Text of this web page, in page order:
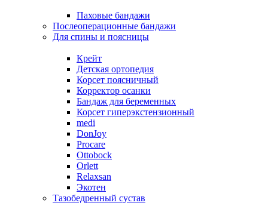
Паховые бандажи
Послеоперационные бандажи
Для спины и поясницы
Крейт
Детская ортопедия
Корсет поясничный
Корректор осанки
Бандаж для беременных
Корсет гиперэкстензионный
medi
DonJoy
Procare
Ottobock
Orlett
Relaxsan
Экотен
Тазобедренный сустав